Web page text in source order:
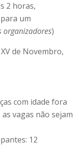
2 horas,
um
organizadores)
de Novembro,
com idade fora
vagas não sejam
12